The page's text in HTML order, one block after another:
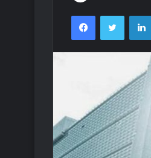
FacebookTwitter